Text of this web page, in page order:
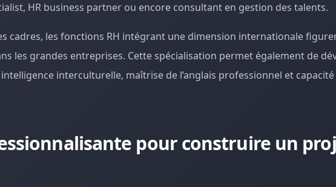
HR business partner ou encore consultant en gestion des talents.
cadres, les fonctions RH intégrant une dimension internationale
les grandes entreprises. Cette spécialisation permet également de
interculturelle, maîtrise de l’anglais professionnel et
pour construire un